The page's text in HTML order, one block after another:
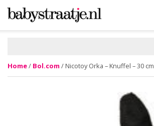
Home/ Bol.com / Nicotoy Orka – Knuffel – 30 cm